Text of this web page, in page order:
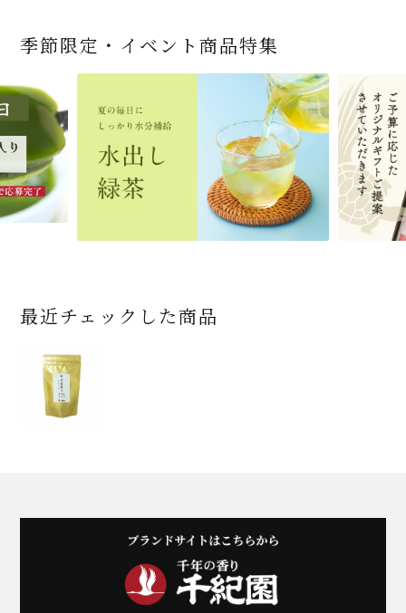
宇治抹茶だいふく 和
三盆仕立て 6個入
2,592 (税込)
お茶屋の京都 宇治抹
1,743 (税込)
近江米と日本酒の「み
ずかがみ」パウンドケ
ーキ（カット）-単品-
540 (税込)
商品一覧はこちら
緑茶ティーパック（セ
ンパックシリーズ） 5g
×50袋
864 (税込)
ありがとう メッセージ
付き緑茶ティーバッグ
410 (税込)
【季節限定】水出し緑
茶詰合せ 気軽に愉し
むセット
1,420 (税込)
商品一覧はこちら
宇治抹茶そば3袋・そ
ばつゆ6袋（6人前）セ
ット 化粧箱（カート
ン/ギフトボックス）
3,032 (税込)
宇治抹茶そば２袋・そ
2,278 (税込)
【送料込み】宇治抹茶
そば160ｇ×2袋（4人
前）＋特撰そばつゆ4
個（ポスト便）
2,028 (税込)
商品一覧はこちら
老舗茶舗の宇治抹茶
かすていらと宇治冠煎
茶の詰合せ
4,112 (税込)
宇治抹茶焼き菓子詰
4,511 (税込)
老舗茶舗のひやひやス
イーツセット 3種6個
3,356 (税込)
商品一覧はこちら
茶道具 帛紗 ふくさ 無
地 正絹帛紗 7匁(もん
め) (朱・赤・紫) (ポス
ト便対応可)
4,730 (税込)
茶道具 扇子（せんす）
扇子 利休百首 白竹 6
1,716 (税込)
茶道具 抹茶茶碗（まっ
ちゃちゃわん） 刷毛目
茶碗 前田 瑞雲
4,290 (税込)
商品一覧はこちら
季節限定・イベント商品特集
最近チェックした商品